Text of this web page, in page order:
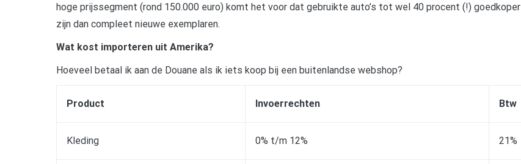
hoge prijssegment (rond 150.000 euro) komt het voor dat gebruikte auto’s tot wel 40 procent (!) goedkoper
zijn dan compleet nieuwe exemplaren.
Wat kost importeren uit Amerika?
Hoeveel betaal ik aan de Douane als ik iets koop bij een buitenlandse webshop?
Product Invoerrechten Btw
Kleding 0% t/m 12% 21%